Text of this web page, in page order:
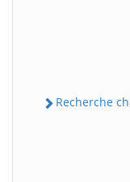
Recherche